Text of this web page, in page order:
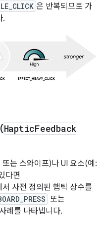
은 반복되므로 가
.
HapticFeedback
는 스와이프)나 UI 요소(예:
다면
서 사전 정의된 햅틱 상수를
또는
례를 나타냅니다.